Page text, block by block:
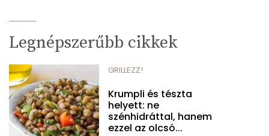
Legnépszerűbb cikkek
GRILLEZZ!
Krumpli és tészta
helyett: ne
szénhidráttal, hanem
ezzel az olcsó...